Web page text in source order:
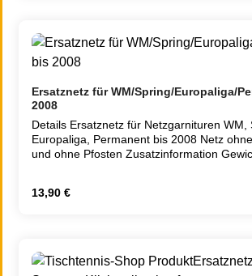
Ersatznetz für WM/Spring/Europaliga/
2008
Details Ersatznetz für Netzgarnituren WM, Spring,
Europaliga, Permanent bis 2008 Netz
und ohne Pfosten Zusatzinformation Gewicht inkl.
Regulärer Preis:
13,90 €